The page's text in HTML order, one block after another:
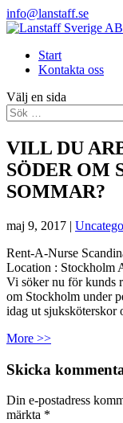
info@lanstaff.se
Start
Kontakta oss
Välj en sida
VILL DU
SÖDER OM
SOMMAR?
maj 9, 2017 |
Rent-A-Nurse
Location : Stockholm
Vi söker nu för kunds
om Stockholm under
idag ut
More >>
Skicka
Din e-postadress
märkta *